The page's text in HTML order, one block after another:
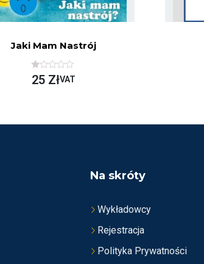
Jaki Mam Nastrój
O
C
N
25 ZłVAT
Na skróty
Wykładowcy
Rejestracja
Polityka Prywatności